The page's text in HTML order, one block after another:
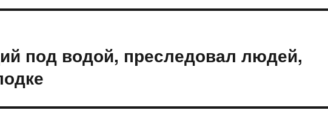
под водой, преследовал людей,